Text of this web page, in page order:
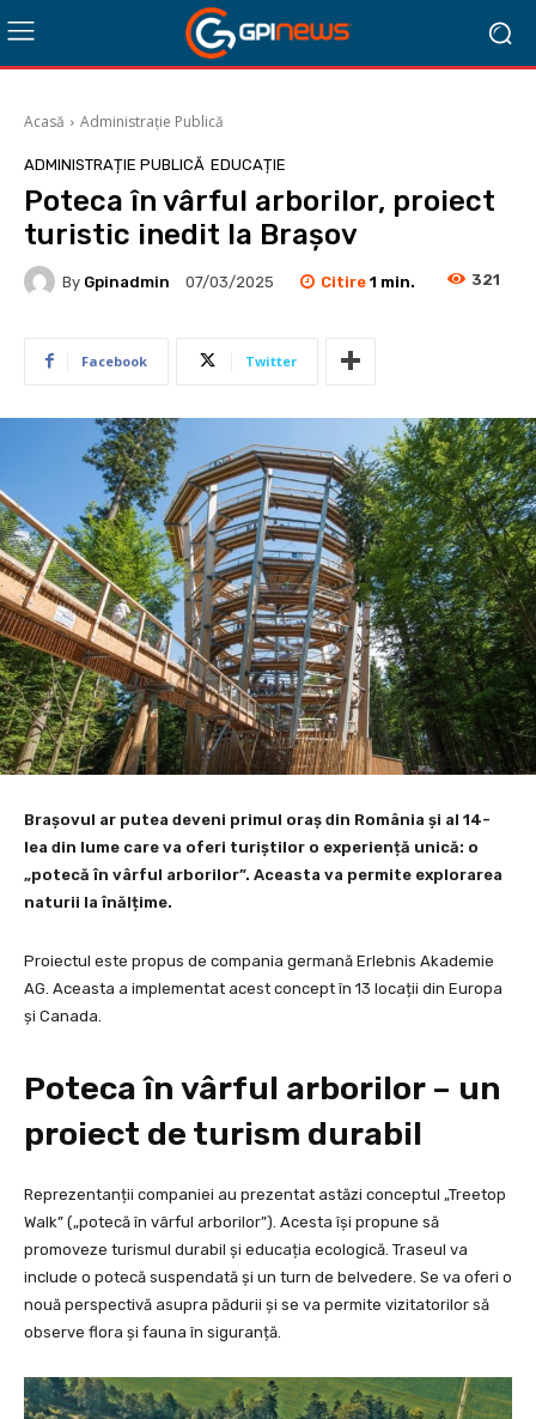
Acasă Administrație Publică
ADMINISTRAȚIE PUBLICĂ EDUCAȚIE
Poteca în vârful arborilor, proiect
turistic inedit la Brașov
By Gpinadmin 07/03/2025 Citire 1 min. 321
Facebook Twitter
Brașovul ar putea deveni primul oraș din România și al 14-
lea din lume care va oferi turiștilor o experiență unică: o
„potecă în vârful arborilor”. Aceasta va permite explorarea
naturii la înălțime.
Proiectul este propus de compania germană Erlebnis Akademie
AG. Aceasta a implementat acest concept în 13 locații din Europa
și Canada.
Poteca în vârful arborilor – un
proiect de turism durabil
Reprezentanții companiei au prezentat astăzi conceptul „Treetop
Walk” („potecă în vârful arborilor”). Acesta își propune să
promoveze turismul durabil și educația ecologică. Traseul va
include o potecă suspendată și un turn de belvedere. Se va oferi o
nouă perspectivă asupra pădurii și se va permite vizitatorilor să
observe flora și fauna în siguranță.